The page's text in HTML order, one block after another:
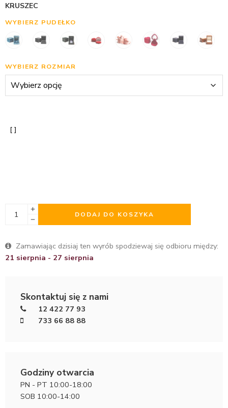
KRUSZEC
WYBIERZ PUDEŁKO
WYBIERZ ROZMIAR
DODAJ DO KOSZYKA
Zamawiając dzisiaj ten wyrób spodziewaj się odbioru między:
21 sierpnia - 27 sierpnia
Skontaktuj się z nami
12 422 77 93
733 66 88 88
Godziny otwarcia
PN - PT 10:00-18:00
SOB 10:00-14:00